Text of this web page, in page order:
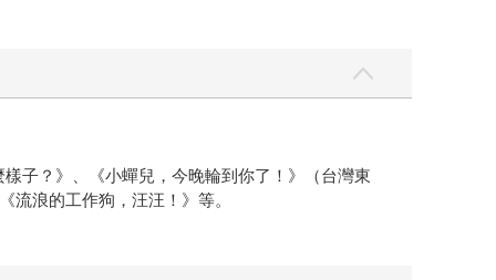
子？》、《小蟬兒，今晚輪到你了！》（台灣東
流浪的工作狗，汪汪！》等。